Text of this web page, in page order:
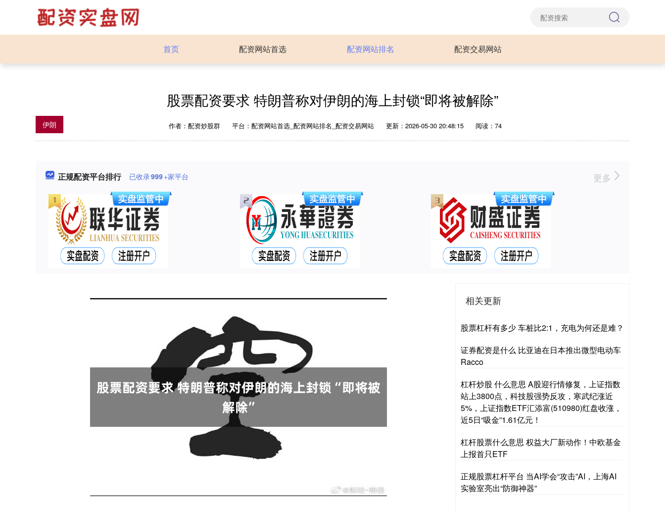
首页 配资网站首选 配资网站排名 配资交易网站
股票配资要求 特朗普称对伊朗的海上封锁“即将被解除”
伊朗 作者：配资炒股群 平台：配资网站首选_配资网站排名_配资交易网站 更新：2026-05-30 20:48:15 阅读：74
正规配资平台排行 已收录999+家平台 更多
相关更新
股票杠杆有多少 车桩比2:1，充电为何还是难？
证券配资是什么 比亚迪在日本推出微型电动车
Racco
杠杆炒股 什么意思 A股迎行情修复，上证指数
站上3800点，科技股强势反攻，寒武纪涨近
5%，上证指数ETF汇添富(510980)红盘收涨，
近5日“吸金”1.61亿元！
杠杆股票什么意思 权益大厂新动作！中欧基金
上报首只ETF
正规股票杠杆平台 当AI学会“攻击”AI，上海AI
实验室亮出“防御神器”